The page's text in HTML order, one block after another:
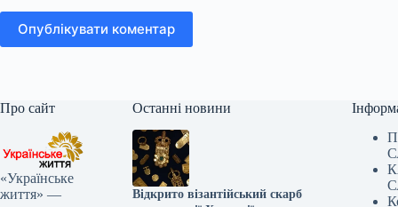
Опублікувати коментар
Про сайт
«Українське
життя» —
Останні новини
Відкрито візантійський скарб